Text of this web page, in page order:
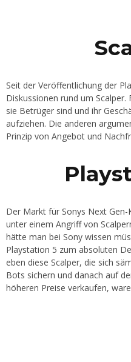
Seit der Veröffentlichung der
Diskussionen rund um
sie Betrüger sind und ihr
aufziehen. Die anderen
Prinzip von Angebot und
Der Markt für Sonys Next
unter einem Angriff von
hätte man bei Sony wissen
Playstation 5 zum absoluten
eben diese Scalper, die sich
Bots sichern und danach auf
höheren Preise verkaufen,